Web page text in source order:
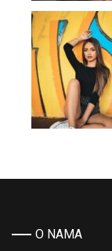
O NAMA